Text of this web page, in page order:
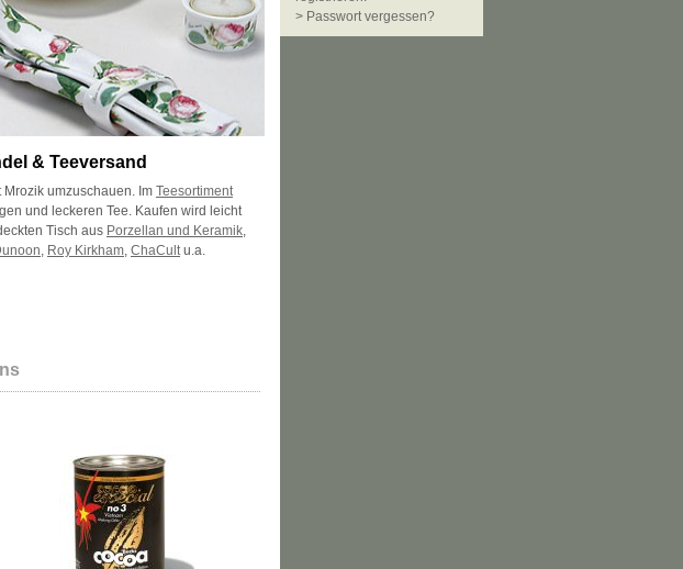
& Teeversand
umzuschauen. Im Teesortiment
und leckeren Tee. Kaufen wird leicht
Tisch aus Porzellan und Keramik,
, Roy Kirkham, ChaCultu.a.
> Passwort vergessen?